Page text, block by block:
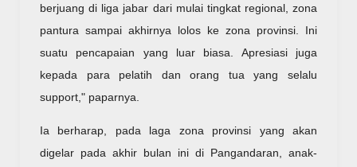
berjuang di liga jabar dari mulai tingkat regional, zona
pantura sampai akhirnya lolos ke zona provinsi. Ini
suatu pencapaian yang luar biasa. Apresiasi juga
kepada para pelatih dan orang tua yang selalu
support," paparnya.
Ia berharap, pada laga zona provinsi yang akan
digelar pada akhir bulan ini di Pangandaran, anak-